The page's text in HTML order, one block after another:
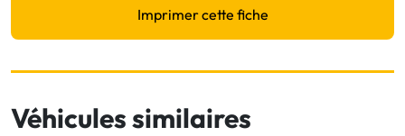
Imprimer cette fiche
Véhicules similaires